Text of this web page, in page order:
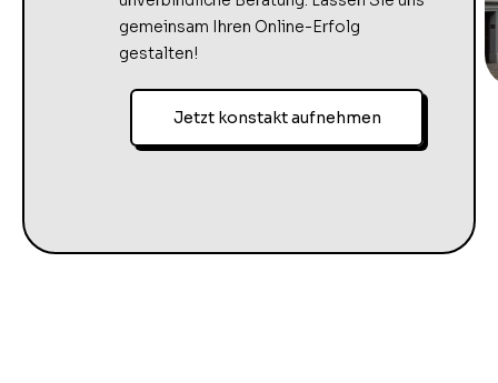
gemeinsam Ihren Online-Erfolg
gestalten!
Jetzt konstakt aufnehmen